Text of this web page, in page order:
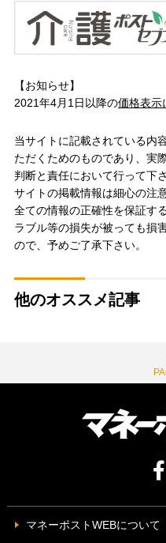
【お知らせ】
2021年4月1日以降の価格表示
当サイトに記載されている内
ただくためのものであり、実
判断と責任において行って下
サイトの掲載情報は細心の注
全ての情報の正確性を保証す
ラブル等の損失が被っても損
ので、予めご了承下さい。
他のオススメ記事
マネーポストWEBについて